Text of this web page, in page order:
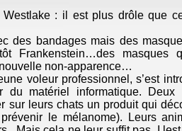
Westlake : il est plus drôle que
des bandages mais des
Frankenstein…des masques
non-apparence…
voleur professionnel, s’est
du matériel informatique.
sur leurs chats un produit qui
le mélanome). Leurs